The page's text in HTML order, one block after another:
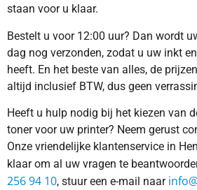
staan voor u klaar.
Bestelt u voor 12:00 uur? Dan wordt
dag nog verzonden, zodat u uw inkt
heeft. En het beste van alles, de
altijd inclusief BTW, dus geen
Heeft u hulp nodig bij het kiezen van
toner voor uw printer? Neem gerust
Onze vriendelijke klantenservice in
klaar om al uw vragen te
256 94 10, stuur een e-mail naar